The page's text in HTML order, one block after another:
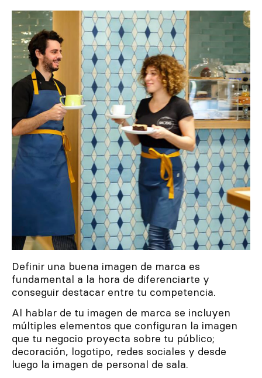
Personalizado
Inspírate
Buscar
ES EN FR IT PT
Definir una buena imagen de marca es
fundamental a la hora de diferenciarte y
conseguir destacar entre tu competencia.
Al hablar de tu imagen de marca se incluyen
múltiples elementos que configuran la imagen
que tu negocio proyecta sobre tu público;
decoración, logotipo, redes sociales y desde
luego la imagen de personal de sala.